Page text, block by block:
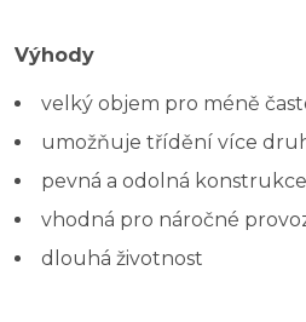
Výhody
velký objem pro méně
umožňuje třídění více
pevná a odolná konstrukce
vhodná pro náročné
dlouhá životnost